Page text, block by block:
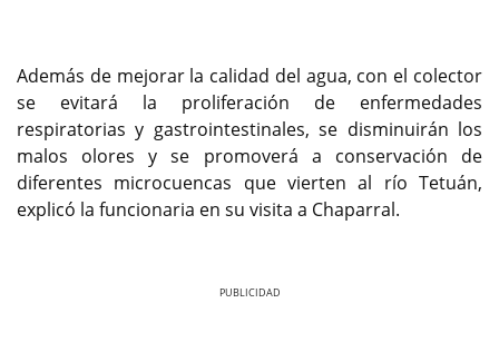
Además de mejorar la calidad del agua, con el colector
se evitará la proliferación de enfermedades
respiratorias y gastrointestinales, se disminuirán los
malos olores y se promoverá a conservación de
diferentes microcuencas que vierten al río Tetuán,
explicó la funcionaria en su visita a Chaparral.